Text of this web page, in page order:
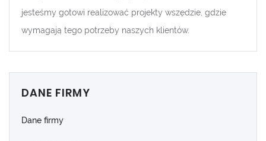
jesteśmy gotowi realizować projekty wszędzie, gdzie
wymagają tego potrzeby naszych klientów.
DANE FIRMY
Dane firmy